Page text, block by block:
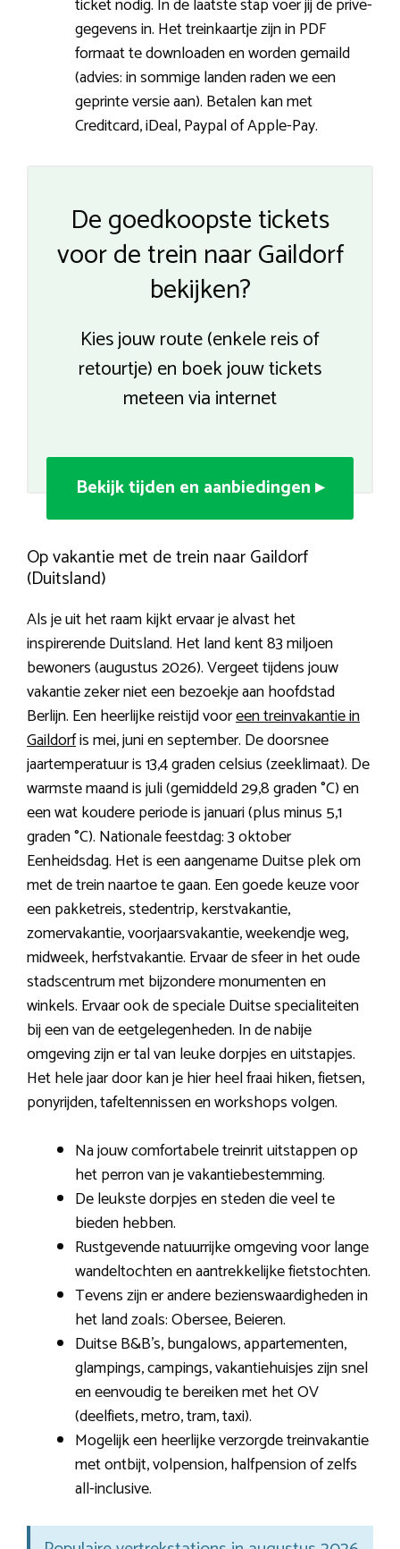
gegevens in. Het treinkaartje zijn in PDF
formaat te downloaden en worden gemaild
(advies: in sommige landen raden we een
geprinte versie aan). Betalen kan met
Creditcard, iDeal, Paypal of Apple-Pay.
De goedkoopste tickets
voor de trein naar Gaildorf
bekijken?
Kies jouw route (enkele reis of
retourtje) en boek jouw tickets
meteen via internet
Bekijk tijden en aanbiedingen ▸
Op vakantie met de trein naar Gaildorf
(Duitsland)
Als je uit het raam kijkt ervaar je alvast het
inspirerende Duitsland. Het land kent 83 miljoen
bewoners (augustus 2026). Vergeet tijdens jouw
vakantie zeker niet een bezoekje aan hoofdstad
Berlijn. Een heerlijke reistijd vooreen treinvakantie in
Gaildorfis mei, juni en september. De doorsnee
jaartemperatuur is 13,4 graden celsius (zeeklimaat). De
warmste maand is juli (gemiddeld 29,8 graden °C) en
een wat koudere periode is januari (plus minus 5,1
graden °C). Nationale feestdag: 3 oktober
Eenheidsdag. Het is een aangename Duitse plek om
met de trein naartoe te gaan. Een goede keuze voor
een pakketreis, stedentrip, kerstvakantie,
zomervakantie, voorjaarsvakantie, weekendje weg,
midweek, herfstvakantie. Ervaar de sfeer in het oude
stadscentrum met bijzondere monumenten en
winkels. Ervaar ook de speciale Duitse specialiteiten
bij een van de eetgelegenheden. In de nabije
omgeving zijn er tal van leuke dorpjes en uitstapjes.
Het hele jaar door kan je hier heel fraai hiken, fietsen,
ponyrijden, tafeltennissen en workshops volgen.
Na jouw comfortabele treinrit uitstappen op
het perron van je vakantiebestemming.
De leukste dorpjes en steden die veel te
bieden hebben.
Rustgevende natuurrijke omgeving voor lange
wandeltochten en aantrekkelijke fietstochten.
Tevens zijn er andere bezienswaardigheden in
het land zoals: Obersee, Beieren.
Duitse B&B’s, bungalows, appartementen,
glampings, campings, vakantiehuisjes zijn snel
en eenvoudig te bereiken met het OV
(deelfiets, metro, tram, taxi).
Mogelijk een heerlijke verzorgde treinvakantie
met ontbijt, volpension, halfpension of zelfs
all-inclusive.